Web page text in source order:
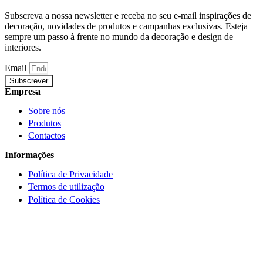
Subscreva a nossa newsletter e receba no seu e-mail inspirações de
decoração, novidades de produtos e campanhas exclusivas. Esteja
sempre um passo à frente no mundo da decoração e design de
interiores.
Email
Subscrever
Empresa
Sobre nós
Produtos
Contactos
Informações
Política de Privacidade
Termos de utilização
Política de Cookies